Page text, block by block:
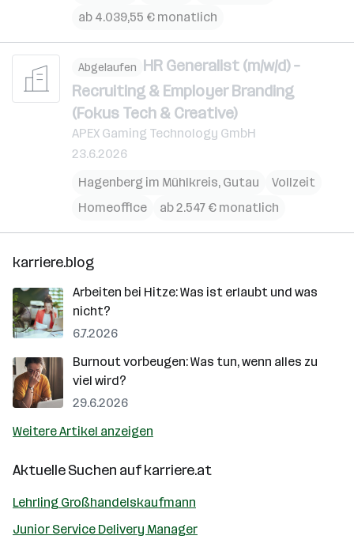
ab 4.039,55 € monatlich
Abgelaufen HR Generalist (m/w/d) –
Recruiting & Employer Branding
(Fokus Tech & Creative)
APEX Gaming Technology GmbH
23.6.2026
Hagenberg im Mühlkreis, Gutau
Vollzeit
Homeoffice
ab 2.547 € monatlich
karriere.blog
Arbeiten bei Hitze: Was ist erlaubt und was
nicht?
6.7.2026
Burnout vorbeugen: Was tun, wenn alles zu
viel wird?
29.6.2026
Weitere Artikel anzeigen
Aktuelle Suchen aufkarriere.at
Lehrling Großhandelskaufmann
Junior Service Delivery Manager